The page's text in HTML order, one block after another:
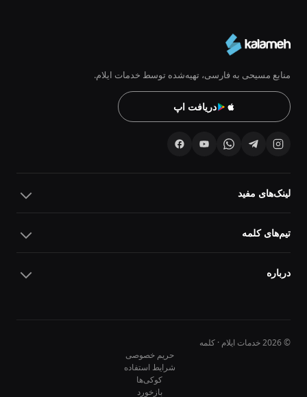
منابع مسیحی به فارسی، تهیه‌شده توسط خدمات ایلام.
دریافت اپ
لینک‌های مفید
تیم‌های کلمه
درباره
© 2026 خدمات ایلام · کلمه
حریم خصوصی
شرایط استفاده
کوکی‌ها
بازخورد
10